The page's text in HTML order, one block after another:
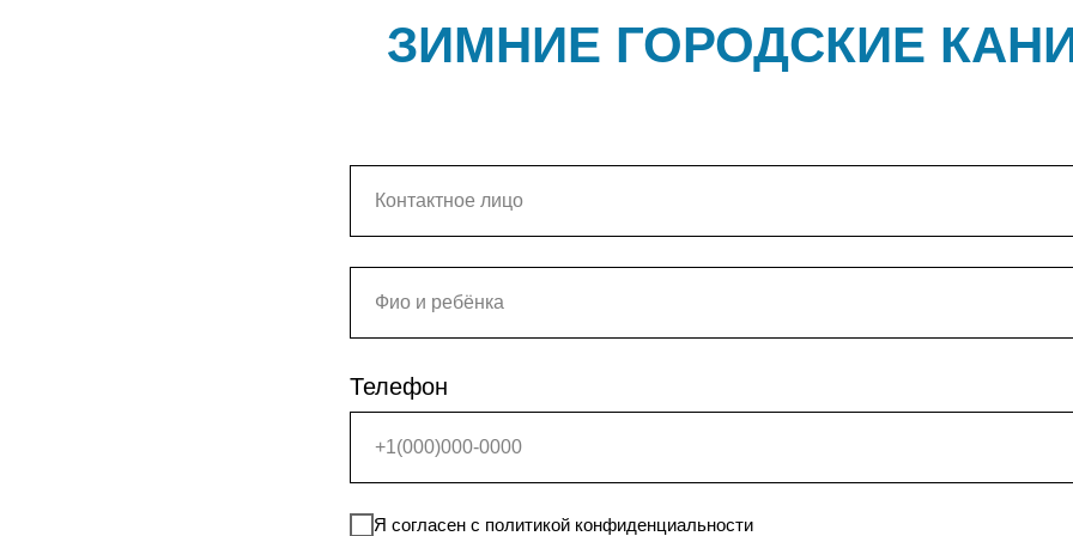
ЗИМНИЕ ГОРОДСКИЕ
Телефон
Я согласен с политикой конфиденциальности